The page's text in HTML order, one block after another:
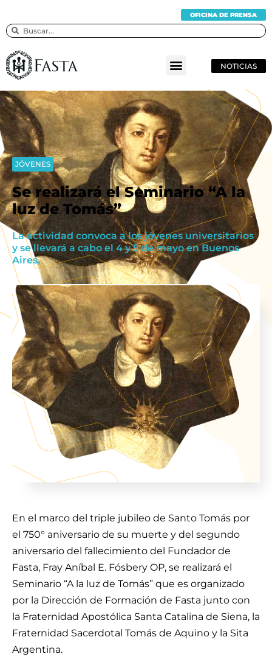
OFICINA DE PRENSA
NOTICIAS
JÓVENES
Se realizará el Seminario “A la
luz de Tomás”
La actividad convoca a los jóvenes universitarios
y se llevará a cabo el 4 y 5 de mayo en Buenos
Aires.
En el marco del triple jubileo de Santo Tomás por
el 750° aniversario de su muerte y del segundo
aniversario del fallecimiento del Fundador de
Fasta, Fray Aníbal E. Fósbery OP, se realizará el
Seminario “A la luz de Tomás” que es organizado
por la Dirección de Formación de Fasta junto con
la Fraternidad Apostólica Santa Catalina de Siena, la
Fraternidad Sacerdotal Tomás de Aquino y la Sita
Argentina.